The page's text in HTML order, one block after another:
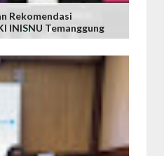
Rekomendasi
INISNU Temanggung